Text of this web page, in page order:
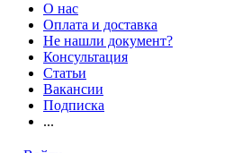
О нас
Оплата и доставка
Не нашли документ?
Консультация
Статьи
Вакансии
Подписка
...